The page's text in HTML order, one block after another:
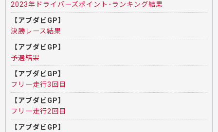
2023年ドライバーズポイント･ランキング結果
【アブダビGP】
決勝レース結果
【アブダビGP】
予選結果
【アブダビGP】
フリー走行3回目
【アブダビGP】
フリー走行2回目
【アブダビGP】